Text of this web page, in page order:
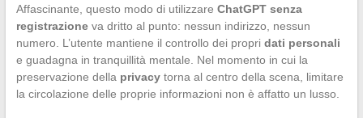
Affascinante, questo modo di utilizzare ChatGPT senza
registrazioneva dritto al punto: nessun indirizzo, nessun
numero. L’utente mantiene il controllo dei propri dati personali
e guadagna in tranquillità mentale. Nel momento in cui la
preservazione della privacytorna al centro della scena, limitare
la circolazione delle proprie informazioni non è affatto un lusso.